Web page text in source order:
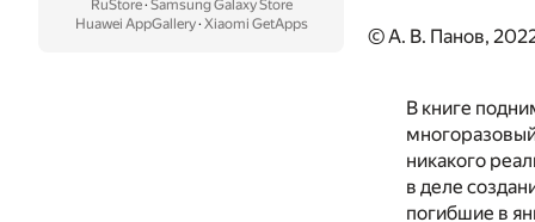
RuStore· Samsung Galaxy Store
Huawei AppGallery· Xiaomi GetApps
© А. В. Панов,
В книге
никакого
в деле
погибшие в